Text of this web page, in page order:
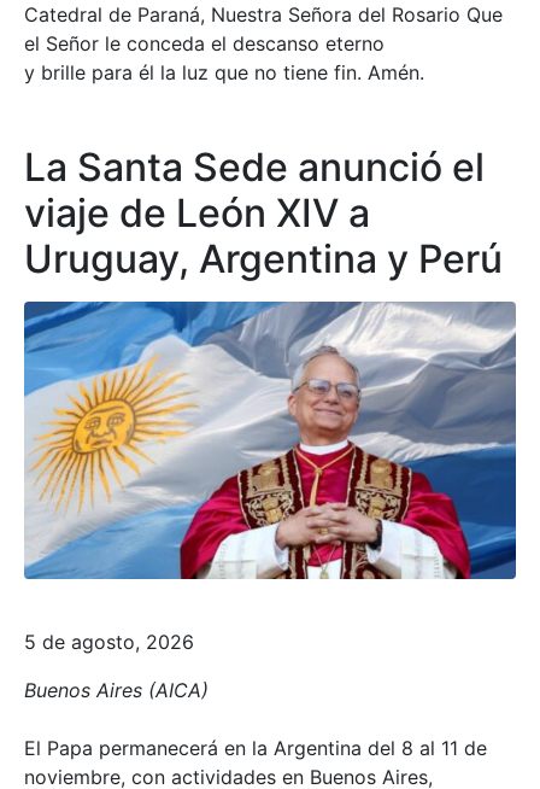
Catedral de Paraná, Nuestra Señora del Rosario Que
el Señor le conceda el descanso eterno
y brille para él la luz que no tiene fin. Amén.
La Santa Sede anunció el
viaje de León XIV a
Uruguay, Argentina y Perú
5 de agosto, 2026
Buenos Aires (AICA)
El Papa permanecerá en la Argentina del 8 al 11 de
noviembre, con actividades en Buenos Aires,